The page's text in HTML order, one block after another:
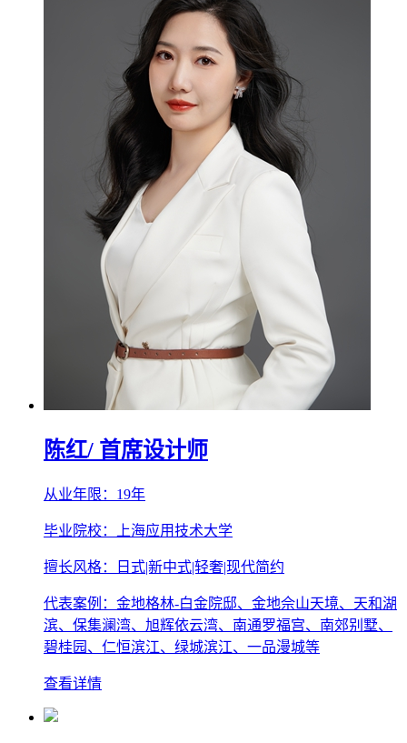
陈红/ 首席设计师
从业年限：19年
毕业院校：上海应用技术大学
擅长风格：日式|新中式|轻奢|现代简约
代表案例：金地格林-白金院邸、金地佘山天境、天和湖
滨、保集澜湾、旭辉依云湾、南通罗福宫、南郊别墅、
碧桂园、仁恒滨江、绿城滨江、一品漫城等
查看详情